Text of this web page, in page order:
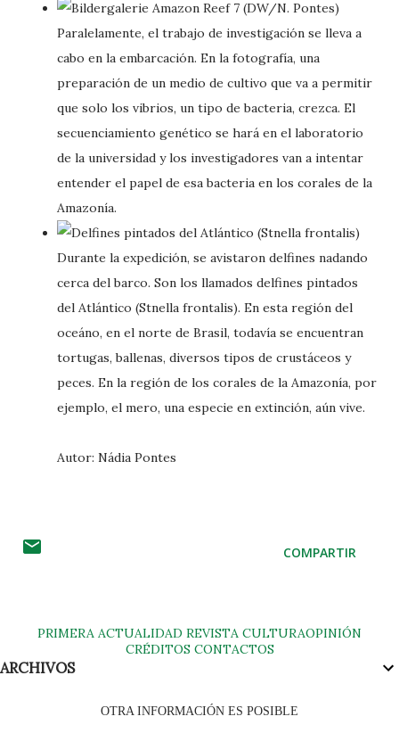
Paralelamente, el trabajo de investigación se lleva a
cabo en la embarcación. En la fotografía, una
preparación de un medio de cultivo que va a permitir
que solo los vibrios, un tipo de bacteria, crezca. El
secuenciamiento genético se hará en el laboratorio
de la universidad y los investigadores van a intentar
entender el papel de esa bacteria en los corales de la
Amazonía.
Durante la expedición, se avistaron delfines nadando
cerca del barco. Son los llamados delfines pintados
del Atlántico (Stnella frontalis). En esta región del
oceáno, en el norte de Brasil, todavía se encuentran
tortugas, ballenas, diversos tipos de crustáceos y
peces. En la región de los corales de la Amazonía, por
ejemplo, el mero, una especie en extinción, aún vive.
Autor: Nádia Pontes
COMPARTIR
PRIMERA ACTUALIDAD REVISTA CULTURAOPINIÓN
CRÉDITOSCONTACTOS
ARCHIVOS
OTRA INFORMACIÓN ES POSIBLE